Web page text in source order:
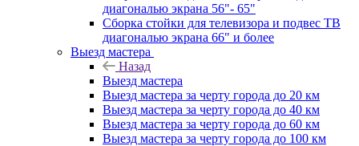
диагональю экрана 56"- 65"
Сборка стойки для телевизора и подвес ТВ
диагональю экрана 66" и более
Выезд мастера
Назад
Выезд мастера
Выезд мастера за черту города до 20 км
Выезд мастера за черту города до 40 км
Выезд мастера за черту города до 60 км
Выезд мастера за черту города до 100 км